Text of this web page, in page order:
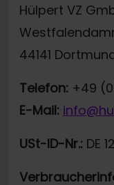
Hülpert VZ
44141
Telefon: +49
E-Mail:
USt-ID-Nr.: DE